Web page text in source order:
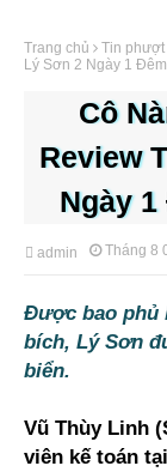
Trang chủ Tin phượt
Lý Sơn 2 Ngày 1
Cô
Review
Ngày
admin Tháng 8
Được bao phủ
bích, Lý Sơn
biển.
Vũ Thùy Linh
viên kế toán